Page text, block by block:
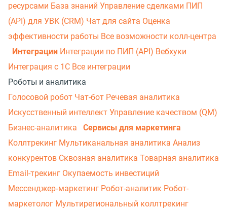
ресурсами База знаний Управление сделками ПИП
(API) для УВК (CRM) Чат для сайта Оценка
эффективности работы Все возможности колл-центра
Интеграции Интеграции по ПИП (API) Вебхуки
Интеграция с 1С Все интеграции
Роботы и аналитика
Голосовой робот Чат-бот Речевая аналитика
Искусственный интеллект Управление качеством (QM)
Бизнес-аналитика
Сервисы для маркетинга
Коллтрекинг Мультиканальная аналитика Анализ
конкурентов Сквозная аналитика Товарная аналитика
Email-трекинг Окупаемость инвестиций
Мессенджер‑маркетинг Робот-аналитик Робот-
маркетолог Мультирегиональный коллтрекинг